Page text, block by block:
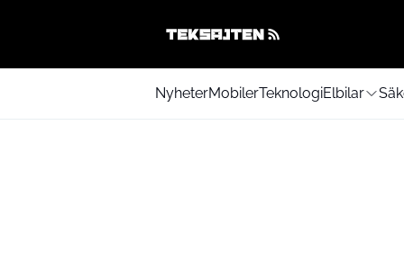
NyheterMobilerTeknologiElbilar